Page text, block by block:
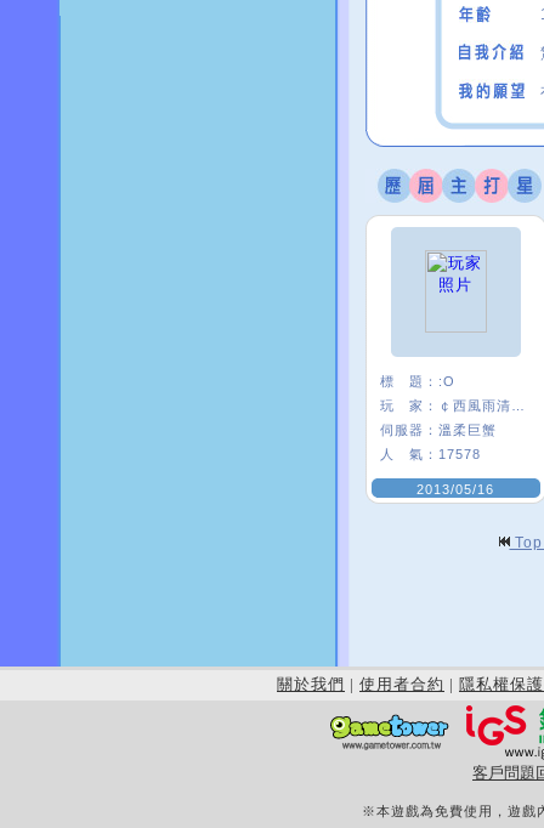
標 題： :O
玩 家：
伺服器： 溫柔巨蟹
人 氣： 17578
2013/05/16
關於我們 | 使用者合約 | 隱私權保護
客戶問題
※本遊戲為免費使用，遊戲